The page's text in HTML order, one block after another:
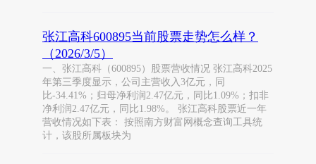
张江高科600895当前股票走势怎么样？
（2026/3/5）
一、张江高科（600895）股票营收情况 张江高科2025
年第三季度显示，公司主营收入3亿元，同
比-34.41%；归母净利润2.47亿元，同比1.09%；扣非
净利润2.47亿元，同比1.98%。 张江高科股票近一年
营收情况如下表： 按照南方财富网概念查询工具统
计，该股所属板块为